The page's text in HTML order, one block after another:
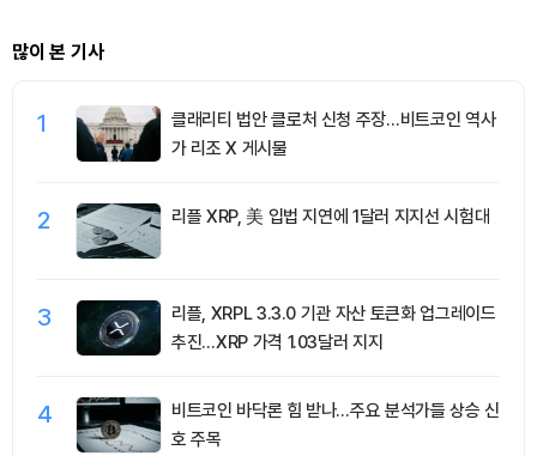
많이 본 기사
1
클래리티 법안 클로처 신청 주장…비트코인 역사
가 리조 X 게시물
2 리플 XRP, 美 입법 지연에 1달러 지지선 시험대
3
리플, XRPL 3.3.0 기관 자산 토큰화 업그레이드
추진…XRP 가격 1.03달러 지지
4
비트코인 바닥론 힘 받나…주요 분석가들 상승 신
호 주목